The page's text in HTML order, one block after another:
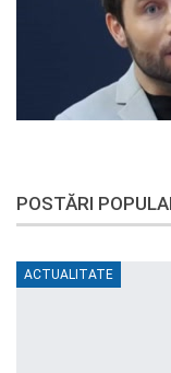
POSTĂRI
ACTUALITATE